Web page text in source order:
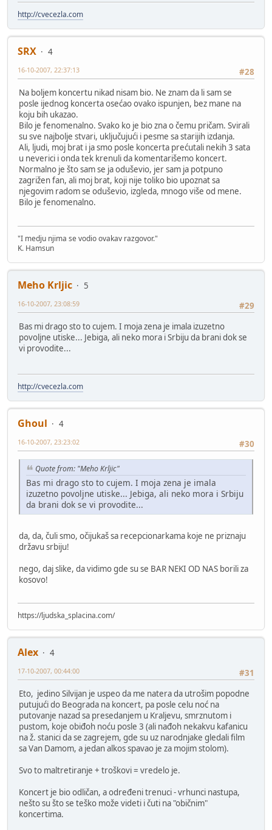
http://cvecezla.com
SRX
4
#28
16-10-2007, 22:37:13
Na boljem koncertu nikad nisam bio. Ne znam da li sam se
posle ijednog koncerta osećao ovako ispunjen, bez mane na
koju bih ukazao.
Bilo je fenomenalno. Svako ko je bio zna o čemu pričam. Svirali
su sve najbolje stvari, uključujući i pesme sa starijih izdanja.
Ali, ljudi, moj brat i ja smo posle koncerta prećutali nekih 3 sata
u neverici i onda tek krenuli da komentarišemo koncert.
Normalno je što sam se ja oduševio, jer sam ja potpuno
zagrižen fan, ali moj brat, koji nije toliko bio upoznat sa
njegovim radom se oduševio, izgleda, mnogo više od mene.
Bilo je fenomenalno.
"I medju njima se vodio ovakav razgovor."
K. Hamsun
Meho Krljic
5
#29
16-10-2007, 23:08:59
Bas mi drago sto to cujem. I moja zena je imala izuzetno
povoljne utiske... Jebiga, ali neko mora i Srbiju da brani dok se
vi provodite...
http://cvecezla.com
Ghoul
4
#30
16-10-2007, 23:23:02
Quote from: "Meho Krljic"
Bas mi drago sto to cujem. I moja zena je imala
izuzetno povoljne utiske... Jebiga, ali neko mora i Srbiju
da brani dok se vi provodite...
da, da, čuli smo, očijukaš sa recepcionarkama koje ne priznaju
državu srbiju!
nego, daj slike, da vidimo gde su se BAR NEKI OD NAS borili za
kosovo!
https://ljudska_splacina.com/
Alex
4
#31
17-10-2007, 00:44:00
Eto, jedino Silvijan je uspeo da me natera da utrošim popodne
putujući do Beograda na koncert, pa posle celu noć na
putovanje nazad sa presedanjem u Kraljevu, smrznutom i
pustom, koje obiđoh noću posle 3 (ali nađoh nekakvu kafanicu
na ž. stanici da se zagrejem, gde su uz narodnjake gledali film
sa Van Damom, a jedan alkos spavao je za mojim stolom).
Svo to maltretiranje + troškovi = vredelo je.
Koncert je bio odličan, a određeni trenuci - vrhunci nastupa,
nešto su što se teško može videti i čuti na "običnim"
koncertima.